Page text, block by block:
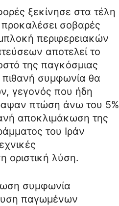
ξεκίνησε στα τέλη
προκαλέσει σοβαρές
περιφερειακών
αποτελεί το
της παγκόσμιας
πιθανή συμφωνία θα
γεγονός που ήδη
πτώση άνω του 5%
αποκλιμάκωση της
του Ιράν
οριστική λύση.
συμφωνία
παγωμένων